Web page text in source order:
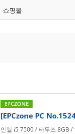
쇼핑몰
EPCZONE
[EPCzone PC
인텔 i5 7500 / 타무즈 8GB /